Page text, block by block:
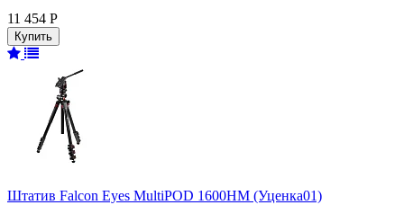
11 454 Р
Штатив Falcon Eyes MultiPOD 1600HM (Уценка01)